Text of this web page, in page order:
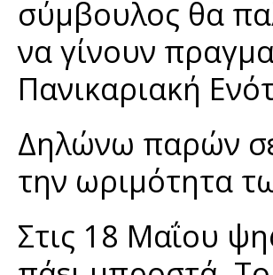
σύμβουλος θα
να γίνουν
Πανικαριακή
Δηλώνω παρών σε
την ωριμότητα
Στις 18 Μαΐου